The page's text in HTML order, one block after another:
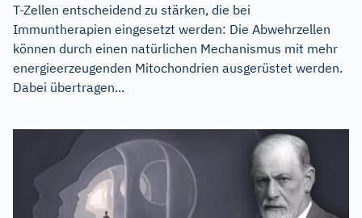
T-Zellen entscheidend zu stärken, die bei
Immuntherapien eingesetzt werden: Die Abwehrzellen
können durch einen natürlichen Mechanismus mit mehr
energieerzeugenden Mitochondrien ausgerüstet werden.
Dabei übertragen...